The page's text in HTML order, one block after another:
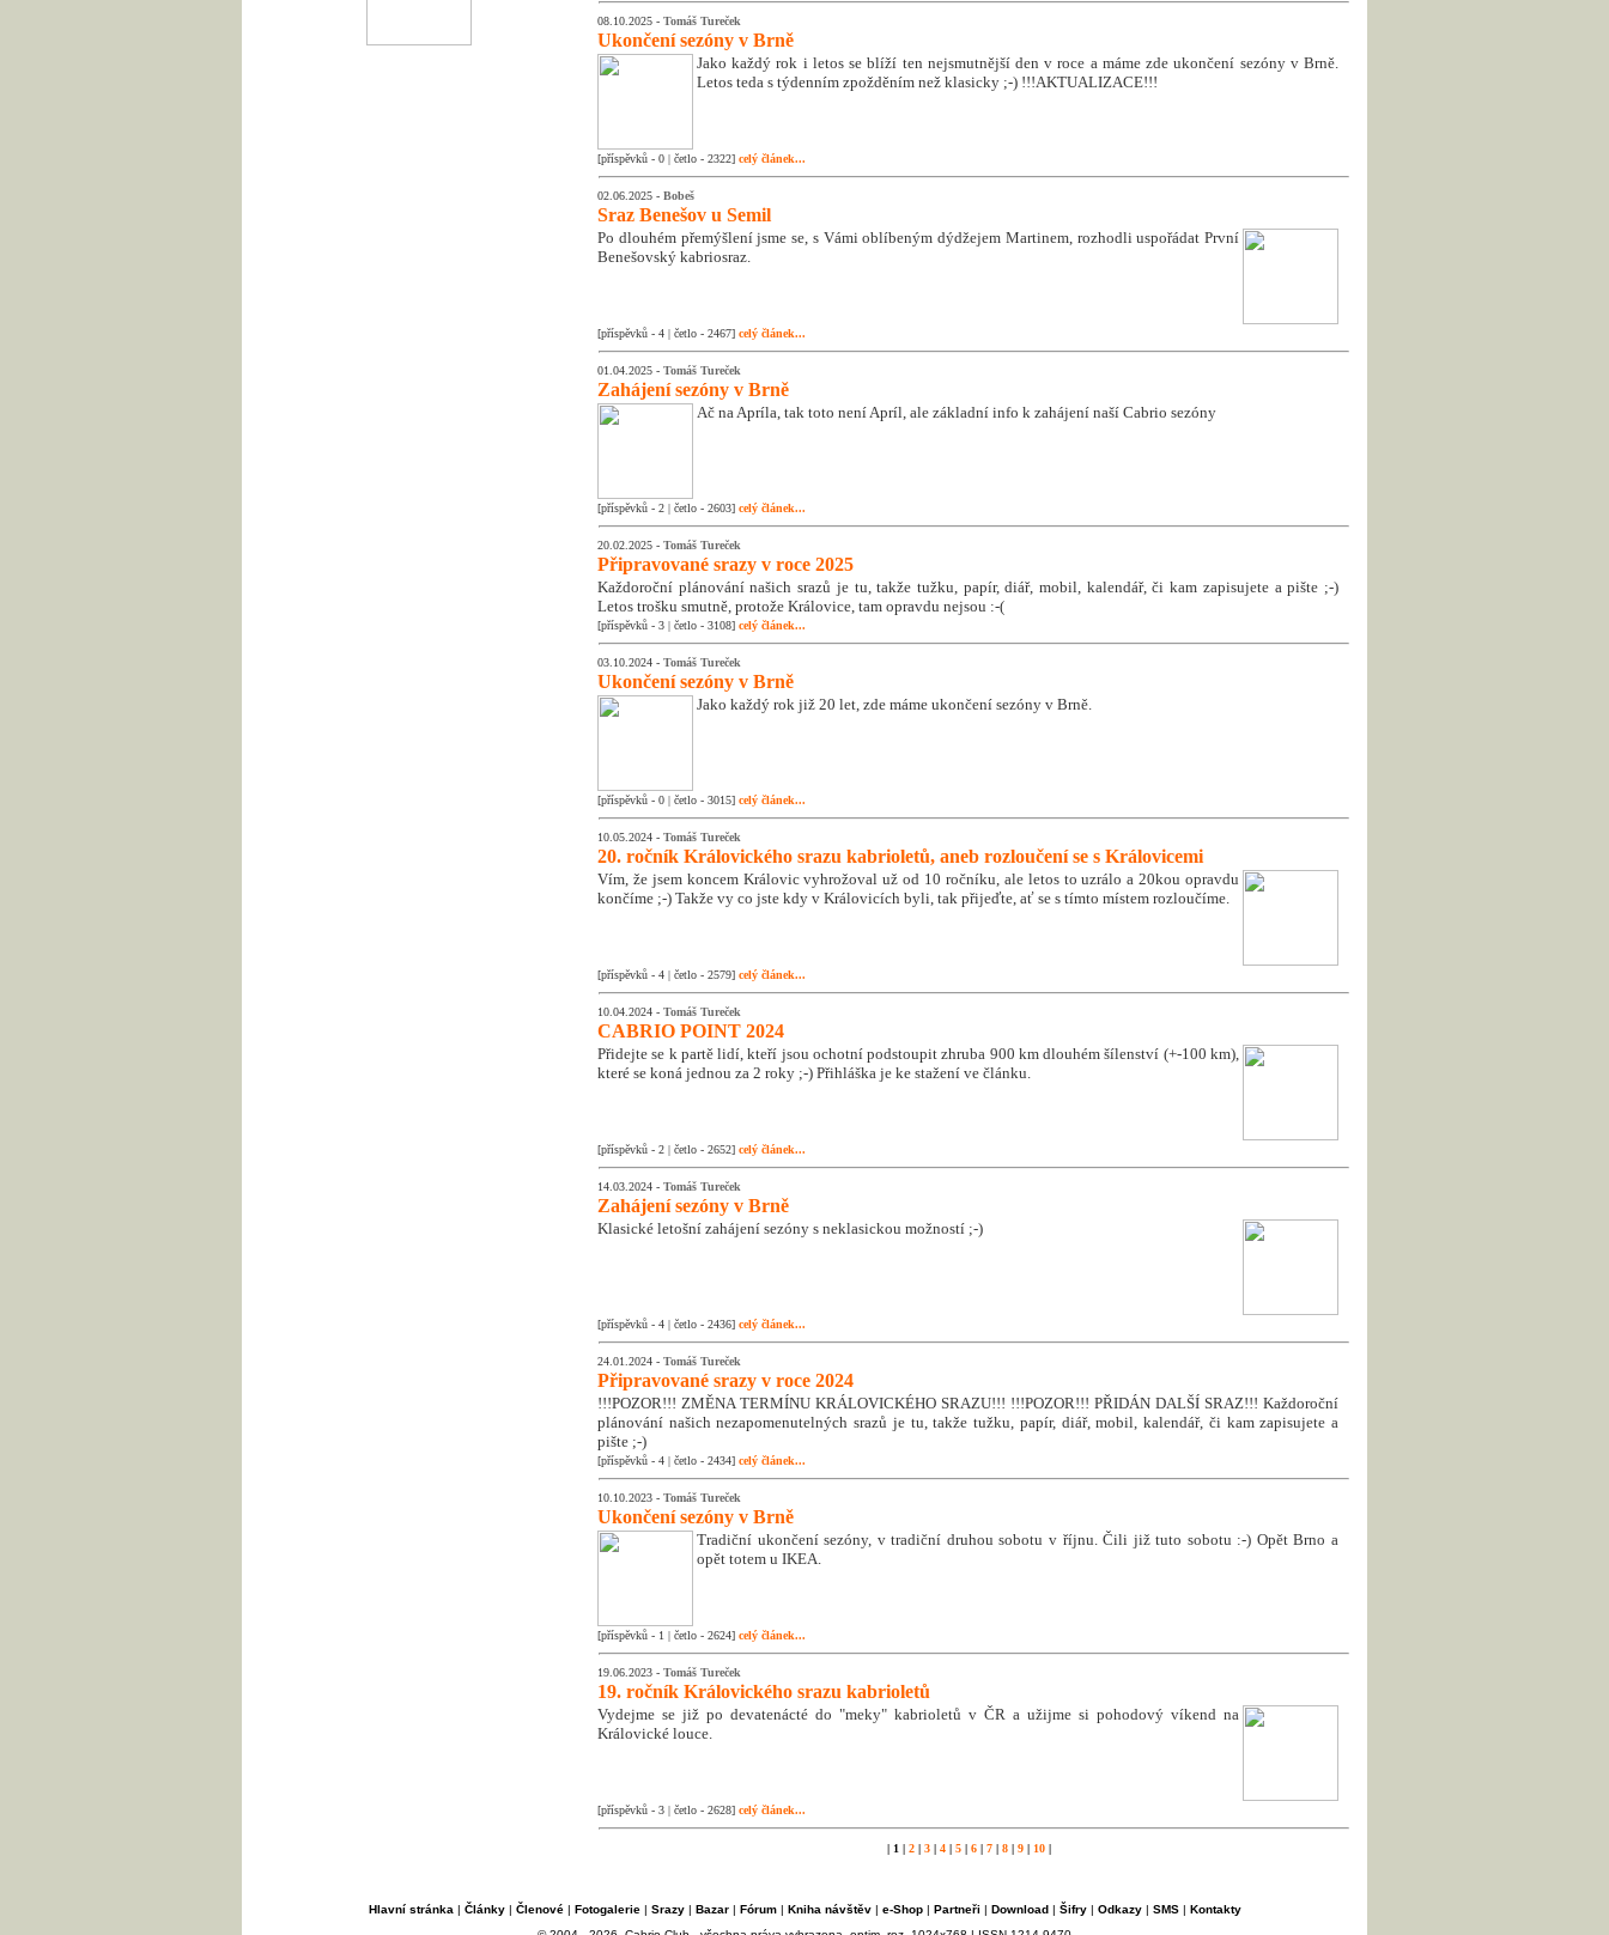
08.10.2025 - Tomáš Tureček
Ukončení sezóny v Brně
Jako každý rok i letos se blíží ten nejsmutnější den v roce a máme zde ukončení sezóny v Brně.
Letos teda s týdenním zpožděním než klasicky ;-) !!!AKTUALIZACE!!!
[příspěvků - 0 | četlo - 2322] celý článek...
02.06.2025 - Bobeš
Sraz Benešov u Semil
Po dlouhém přemýšlení jsme se, s Vámi oblíbeným dýdžejem Martinem, rozhodli uspořádat První
Benešovský kabriosraz.
[příspěvků - 4 | četlo - 2467] celý článek...
01.04.2025 - Tomáš Tureček
Zahájení sezóny v Brně
Ač na Apríla, tak toto není Apríl, ale základní info k zahájení naší Cabrio sezóny
[příspěvků - 2 | četlo - 2603] celý článek...
20.02.2025 - Tomáš Tureček
Připravované srazy v roce 2025
Každoroční plánování našich srazů je tu, takže tužku, papír, diář, mobil, kalendář, či kam zapisujete a pište ;-)
Letos trošku smutně, protože Královice, tam opravdu nejsou :-(
[příspěvků - 3 | četlo - 3108] celý článek...
03.10.2024 - Tomáš Tureček
Ukončení sezóny v Brně
Jako každý rok již 20 let, zde máme ukončení sezóny v Brně.
[příspěvků - 0 | četlo - 3015] celý článek...
10.05.2024 - Tomáš Tureček
20. ročník Královického srazu kabrioletů, aneb rozloučení se s Královicemi
Vím, že jsem koncem Královic vyhrožoval už od 10 ročníku, ale letos to uzrálo a 20kou opravdu
končíme ;-) Takže vy co jste kdy v Královicích byli, tak přijeďte, ať se s tímto místem rozloučíme.
[příspěvků - 4 | četlo - 2579] celý článek...
10.04.2024 - Tomáš Tureček
CABRIO POINT 2024
Přidejte se k partě lidí, kteří jsou ochotní podstoupit zhruba 900 km dlouhém šílenství (+-100 km),
které se koná jednou za 2 roky ;-) Přihláška je ke stažení ve článku.
[příspěvků - 2 | četlo - 2652] celý článek...
14.03.2024 - Tomáš Tureček
Zahájení sezóny v Brně
Klasické letošní zahájení sezóny s neklasickou možností ;-)
[příspěvků - 4 | četlo - 2436] celý článek...
24.01.2024 - Tomáš Tureček
Připravované srazy v roce 2024
!!!POZOR!!! ZMĚNA TERMÍNU KRÁLOVICKÉHO SRAZU!!! !!!POZOR!!! PŘIDÁN DALŠÍ SRAZ!!! Každoroční
plánování našich nezapomenutelných srazů je tu, takže tužku, papír, diář, mobil, kalendář, či kam zapisujete a
pište ;-)
[příspěvků - 4 | četlo - 2434] celý článek...
10.10.2023 - Tomáš Tureček
Ukončení sezóny v Brně
Tradiční ukončení sezóny, v tradiční druhou sobotu v říjnu. Čili již tuto sobotu :-) Opět Brno a
opět totem u IKEA.
[příspěvků - 1 | četlo - 2624] celý článek...
19.06.2023 - Tomáš Tureček
19. ročník Královického srazu kabrioletů
Vydejme se již po devatenácté do "meky" kabrioletů v ČR a užijme si pohodový víkend na
Královické louce.
[příspěvků - 3 | četlo - 2628] celý článek...
| 1 | 2 | 3 | 4 | 5 | 6 | 7 | 8 | 9 | 10 |
Hlavní stránka | Články| Členové| Fotogalerie| Srazy| Bazar| Fórum| Kniha návštěv| e-Shop| Partneři | Download| Šifry| Odkazy| SMS| Kontakty